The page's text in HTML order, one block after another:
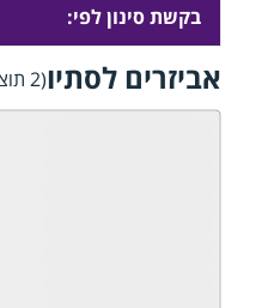
בקשת סינון לפי:
אביזרים לסתיו(2 תוצאות)